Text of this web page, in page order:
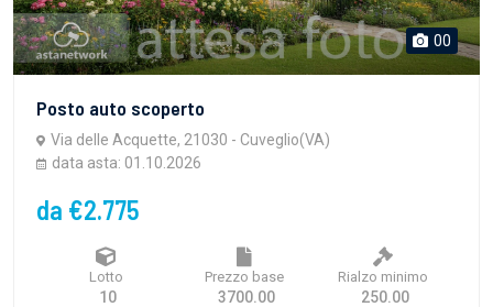
00
Posto auto scoperto
Via delle Acquette, 21030 - Cuveglio(VA)
data asta: 01.10.2026
da €2.775
Lotto
10
Prezzo base
3700.00
Rialzo minimo
250.00